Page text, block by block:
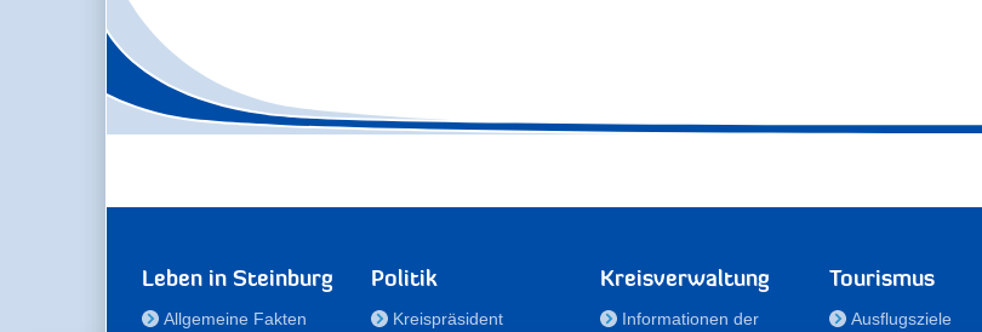
Leben in Steinburg
Allgemeine Fakten
Politik
Kreispräsident
Kreisverwaltung
Informationen der
Tourismus
Ausflugsziele